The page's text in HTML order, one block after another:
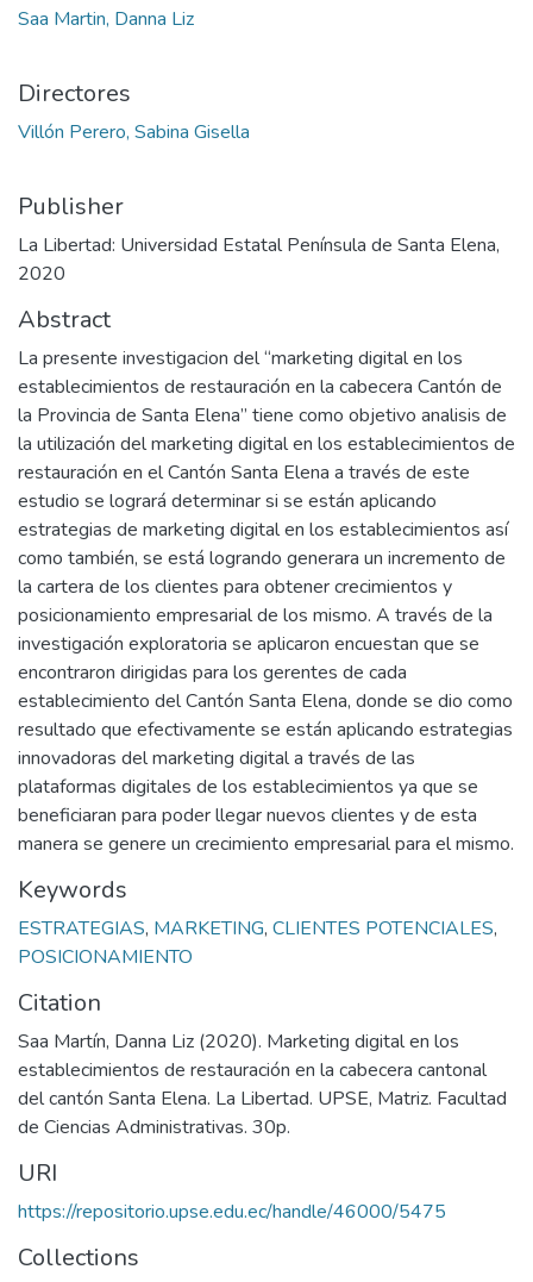
Saa Martin, Danna Liz
Directores
Villón Perero, Sabina Gisella
Publisher
La Libertad: Universidad Estatal Península de Santa Elena,
2020
Abstract
La presente investigacion del “marketing digital en los
establecimientos de restauración en la cabecera Cantón de
la Provincia de Santa Elena” tiene como objetivo analisis de
la utilización del marketing digital en los establecimientos de
restauración en el Cantón Santa Elena a través de este
estudio se logrará determinar si se están aplicando
estrategias de marketing digital en los establecimientos así
como también, se está logrando generara un incremento de
la cartera de los clientes para obtener crecimientos y
posicionamiento empresarial de los mismo. A través de la
investigación exploratoria se aplicaron encuestan que se
encontraron dirigidas para los gerentes de cada
establecimiento del Cantón Santa Elena, donde se dio como
resultado que efectivamente se están aplicando estrategias
innovadoras del marketing digital a través de las
plataformas digitales de los establecimientos ya que se
beneficiaran para poder llegar nuevos clientes y de esta
manera se genere un crecimiento empresarial para el mismo.
Keywords
ESTRATEGIAS, MARKETING, CLIENTES POTENCIALES,
POSICIONAMIENTO
Citation
Saa Martín, Danna Liz (2020). Marketing digital en los
establecimientos de restauración en la cabecera cantonal
del cantón Santa Elena. La Libertad. UPSE, Matriz. Facultad
de Ciencias Administrativas. 30p.
URI
https://repositorio.upse.edu.ec/handle/46000/5475
Collections